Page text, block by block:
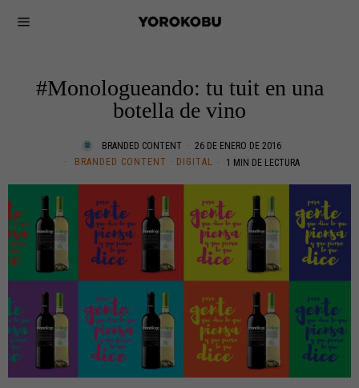
#Monologueando: tu tuit en una
botella de vino
BRANDED CONTENT
26 DE ENERO DE 2016
BRANDED CONTENT · DIGITAL 1 MIN DE LECTURA